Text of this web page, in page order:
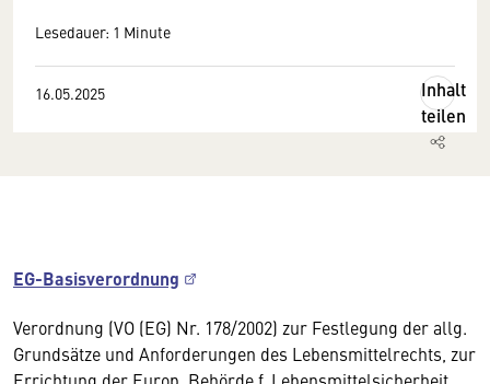
Lesedauer: 1 Minute
16.05.2025
Inhalt
teilen
EG-Basisverordnung
Verordnung (VO (EG) Nr. 178/2002) zur Festlegung der allg.
Grundsätze und Anforderungen des Lebensmittelrechts, zur